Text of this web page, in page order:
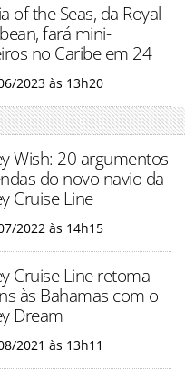
of the Seas, da Royal
fará mini-
no Caribe em 24
2023 às 13h20
Wish: 20 argumentos
do novo navio da
Cruise Line
2022 às 14h15
Cruise Line retoma
às Bahamas com o
Dream
2021 às 13h11